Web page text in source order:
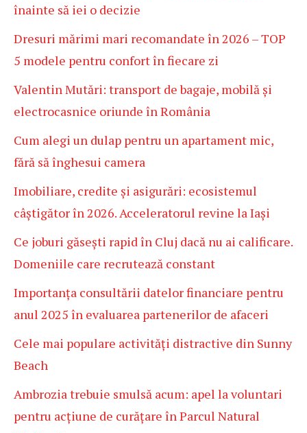
înainte să iei o decizie
Dresuri mărimi mari recomandate în 2026 – TOP
5 modele pentru confort în fiecare zi
Valentin Mutări: transport de bagaje, mobilă și
electrocasnice oriunde în România
Cum alegi un dulap pentru un apartament mic,
fără să înghesui camera
Imobiliare, credite și asigurări: ecosistemul
câștigător în 2026. Acceleratorul revine la Iași
Ce joburi găsești rapid în Cluj dacă nu ai calificare.
Domeniile care recrutează constant
Importanța consultării datelor financiare pentru
anul 2025 în evaluarea partenerilor de afaceri
Cele mai populare activități distractive din Sunny
Beach
Ambrozia trebuie smulsă acum: apel la voluntari
pentru acțiune de curățare în Parcul Natural